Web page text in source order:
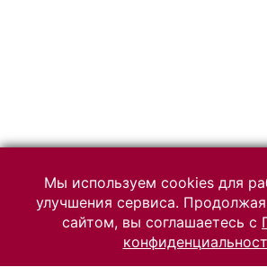
Мы используем cookies для
улучшения сервиса. Продолжая
сайтом, вы соглашаетесь с